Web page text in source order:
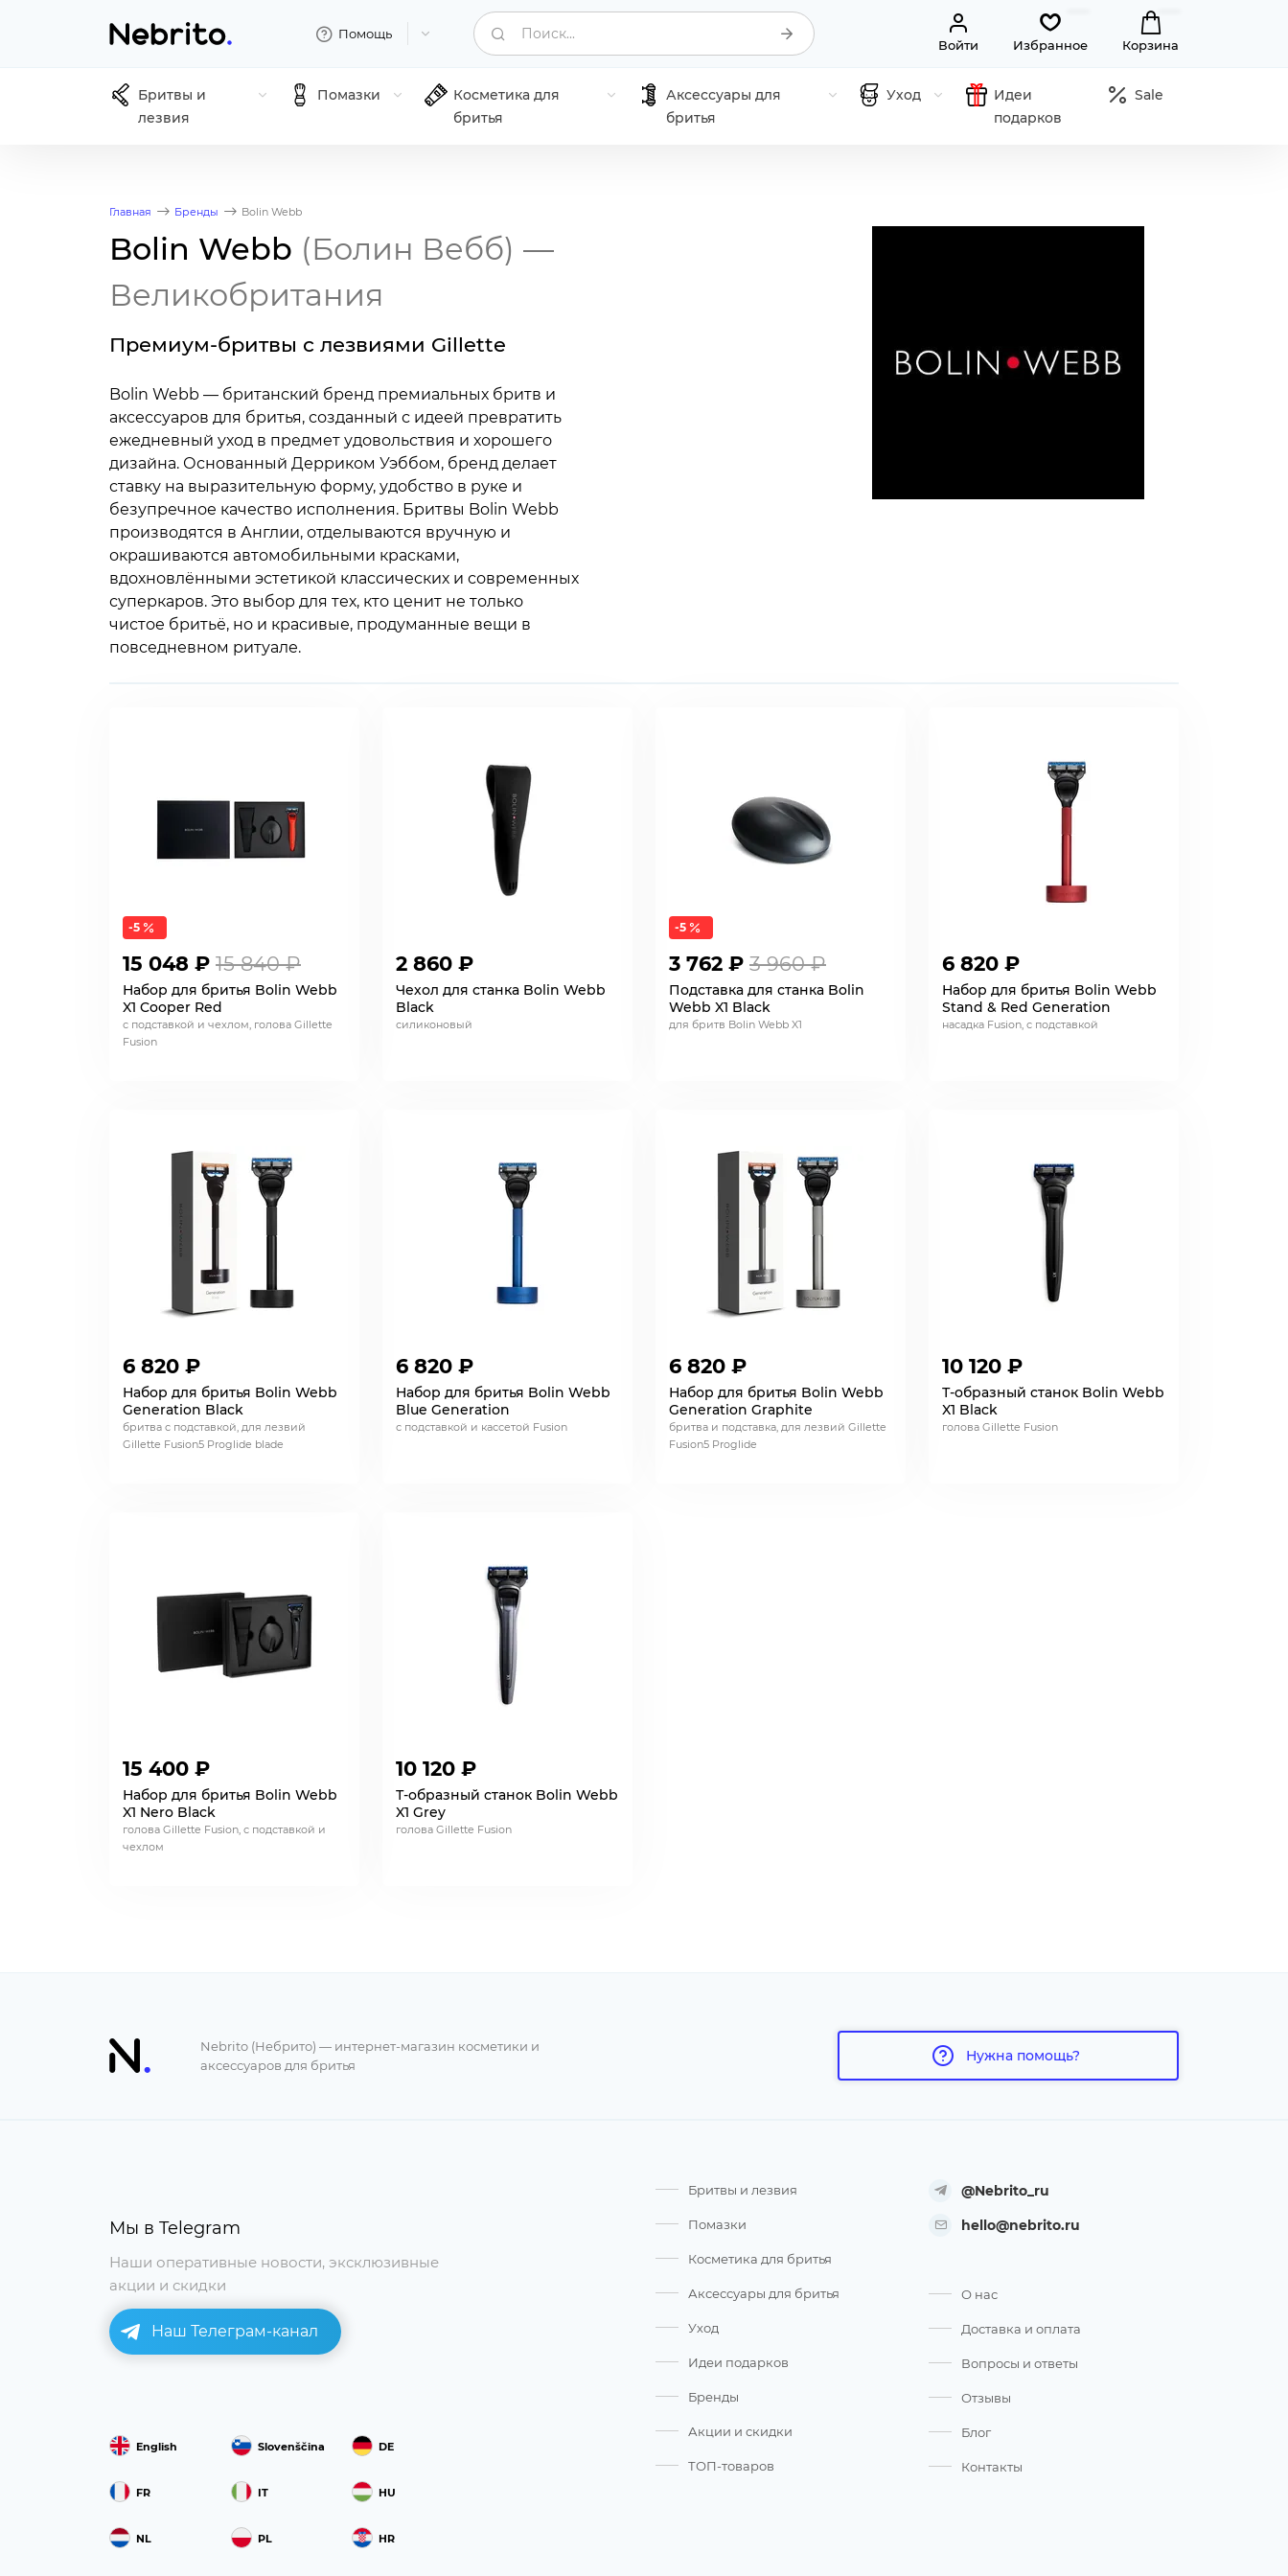
Помощь Поиск...
Войти Избранное Корзина
Бритвы и
лезвия
Помазки
Косметика для
бритья
Аксессуары для
бритья
Уход
Идеи
подарков
Sale
Главная Бренды Bolin Webb
Bolin Webb (Болин Вебб) —
Великобритания
Премиум-бритвы с лезвиями Gillette
Bolin Webb — британский бренд премиальных бритв и
аксессуаров для бритья, созданный с идеей превратить
ежедневный уход в предмет удовольствия и хорошего
дизайна. Основанный Дерриком Уэббом, бренд делает
ставку на выразительную форму, удобство в руке и
безупречное качество исполнения. Бритвы Bolin Webb
производятся в Англии, отделываются вручную и
окрашиваются автомобильными красками,
вдохновлёнными эстетикой классических и современных
суперкаров. Это выбор для тех, кто ценит не только
чистое бритьё, но и красивые, продуманные вещи в
повседневном ритуале.
-5
15 048 ₽ 15 840 ₽
Набор для бритья Bolin Webb
X1 Cooper Red
с подставкой и чехлом, голова Gillette
Fusion
2 860 ₽
Чехол для станка Bolin Webb
Black
силиконовый
-5
3 762 ₽ 3 960 ₽
Подставка для станка Bolin
Webb X1 Black
для бритв Bolin Webb X1
6 820 ₽
Набор для бритья Bolin Webb
Stand & Red Generation
насадка Fusion, с подставкой
6 820 ₽
Набор для бритья Bolin Webb
Generation Black
бритва с подставкой, для лезвий
Gillette Fusion5 Proglide blade
6 820 ₽
Набор для бритья Bolin Webb
Blue Generation
с подставкой и кассетой Fusion
6 820 ₽
Набор для бритья Bolin Webb
Generation Graphite
бритва и подставка, для лезвий Gillette
Fusion5 Proglide
10 120 ₽
Т-образный станок Bolin Webb
X1 Black
голова Gillette Fusion
15 400 ₽
Набор для бритья Bolin Webb
X1 Nero Black
голова Gillette Fusion, с подставкой и
чехлом
10 120 ₽
Т-образный станок Bolin Webb
X1 Grey
голова Gillette Fusion
Nebrito (Небрито) — интернет-магазин косметики и
аксессуаров для бритья
Нужна помощь?
Мы в Telegram
Наши оперативные новости, эксклюзивные
акции и скидки
Наш Телеграм-канал
English Slovenščina DE
FR IT HU
NL PL HR
Бритвы и лезвия
Помазки
Косметика для бритья
Аксессуары для бритья
Уход
Идеи подарков
Бренды
Акции и скидки
ТОП-товаров
@Nebrito_ru
hello@nebrito.ru
О нас
Доставка и оплата
Вопросы и ответы
Отзывы
Блог
Контакты